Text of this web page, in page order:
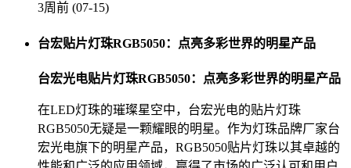
3周前 (07-15)
台宏贴片灯珠RGB5050：点亮多彩世界的明星产品
台宏光电贴片灯珠RGB5050：点亮多彩世界的明星产品
在LED灯珠的璀璨星空中，台宏光电的贴片灯珠
RGB5050无疑是一颗耀眼的明星。作为灯珠品牌厂家台
宏光电旗下的明星产品，RGB5050贴片灯珠以其卓越的